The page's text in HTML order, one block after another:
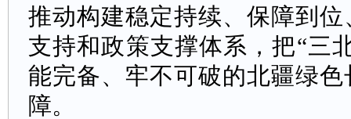
推动构建稳定持续、保障到
支持和政策支撑体系，把“三
能完备、牢不可破的北疆绿
障。